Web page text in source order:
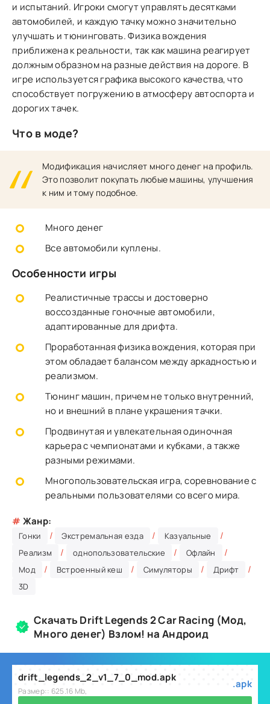
и испытаний. Игроки смогут управлять десятками
автомобилей, и каждую тачку можно значительно
улучшать и тюнинговать. Физика вождения
приближена к реальности, так как машина реагирует
должным образном на разные действия на дороге. В
игре используется графика высокого качества, что
способствует погружению в атмосферу автоспорта и
дорогих тачек.
Что в моде?
Модификация начисляет много денег на профиль.
Это позволит покупать любые машины, улучшения
к ним и тому подобное.
Много денег
Все автомобили куплены.
Особенности игры
Реалистичные трассы и достоверно
воссозданные гоночные автомобили,
адаптированные для дрифта.
Проработанная физика вождения, которая при
этом обладает балансом между аркадностью и
реализмом.
Тюнинг машин, причем не только внутренний,
но и внешний в плане украшения тачки.
Продвинутая и увлекательная одиночная
карьера с чемпионатами и кубками, а также
разными режимами.
Многопользовательская игра, соревнование с
реальными пользователями со всего мира.
# Жанр:
Гонки / Экстремальная езда / Казуальные /
Реализм / однопользовательские / Офлайн /
Мод / Встроенный кеш / Симуляторы / Дрифт /
3D
Скачать Drift Legends 2 Car Racing (Мод,
Много денег) Взлом! на Андроид
drift_legends_2_v1_7_0_mod.apk
Размер:: 625.16 Mb,
.apk